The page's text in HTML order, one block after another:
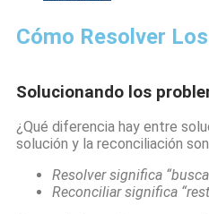
Cómo Resolver
Solucionando los
¿Qué diferencia hay entre
solución y la reconciliación
Resolver significa
Reconciliar significa